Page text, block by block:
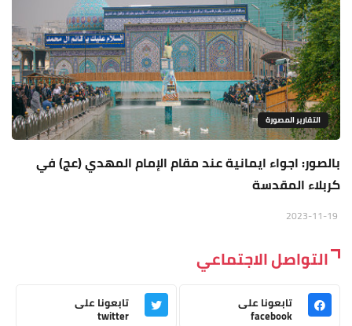
التقارير المصورة
بالصور: اجواء ايمانية عند مقام الإمام المهدي (عج) في
كربلاء المقدسة
التواصل الاجتماعي
تابعونا على
facebook
تابعونا على
twitter